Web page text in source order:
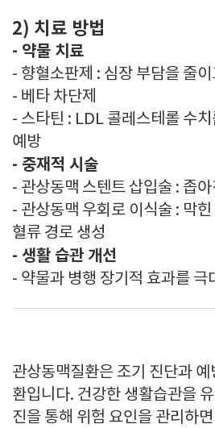
2) 치료 방법
- 약물 치료
- 향혈소판제 : 심장 부담을 줄
- 베타 차단제
- 스타틴 : LDL 콜레스테롤 수
예방
- 중재적 시술
- 관상동맥 스텐트 삽입술 : 좁
- 관상동맥 우회로 이식술 : 막
혈류 경로 생성
- 생활 습관 개선
- 약물과 병행 장기적 효과를 극
관상동맥질환은 조기 진단과
환입니다. 건강한 생활습관을
진을 통해 위험 요인을 관리하